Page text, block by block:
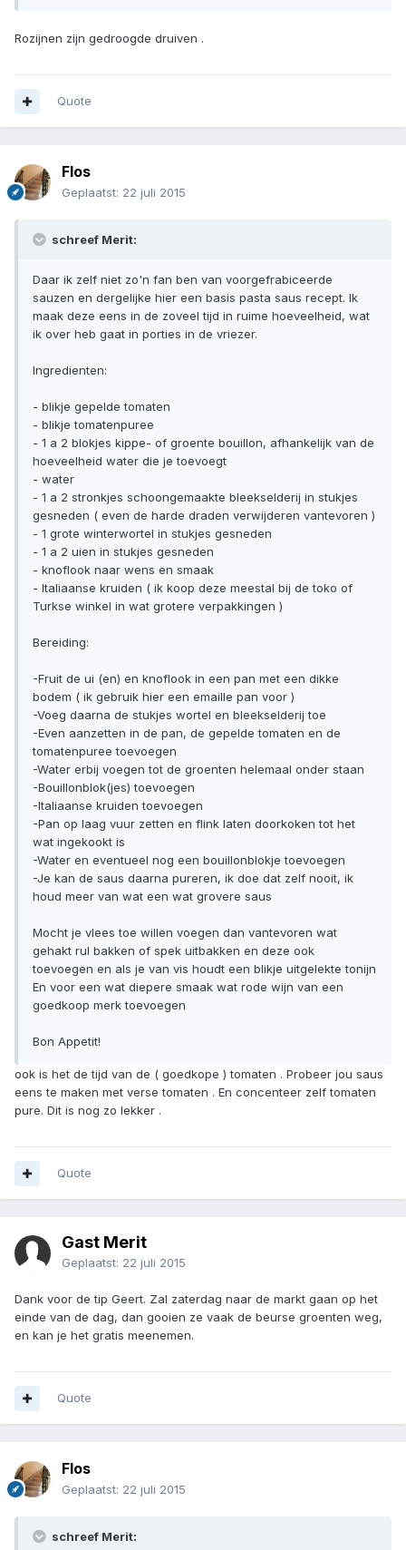
Rozijnen zijn gedroogde druiven .
Quote
Flos
Geplaatst: 22 juli 2015
schreef Merit:
Daar ik zelf niet zo'n fan ben van voorgefrabiceerde
sauzen en dergelijke hier een basis pasta saus recept. Ik
maak deze eens in de zoveel tijd in ruime hoeveelheid, wat
ik over heb gaat in porties in de vriezer.
Ingredienten:
- blikje gepelde tomaten
- blikje tomatenpuree
- 1 a 2 blokjes kippe- of groente bouillon, afhankelijk van de
hoeveelheid water die je toevoegt
- water
- 1 a 2 stronkjes schoongemaakte bleekselderij in stukjes
gesneden ( even de harde draden verwijderen vantevoren )
- 1 grote winterwortel in stukjes gesneden
- 1 a 2 uien in stukjes gesneden
- knoflook naar wens en smaak
- Italiaanse kruiden ( ik koop deze meestal bij de toko of
Turkse winkel in wat grotere verpakkingen )
Bereiding:
-Fruit de ui (en) en knoflook in een pan met een dikke
bodem ( ik gebruik hier een emaille pan voor )
-Voeg daarna de stukjes wortel en bleekselderij toe
-Even aanzetten in de pan, de gepelde tomaten en de
tomatenpuree toevoegen
-Water erbij voegen tot de groenten helemaal onder staan
-Bouillonblok(jes) toevoegen
-Italiaanse kruiden toevoegen
-Pan op laag vuur zetten en flink laten doorkoken tot het
wat ingekookt is
-Water en eventueel nog een bouillonblokje toevoegen
-Je kan de saus daarna pureren, ik doe dat zelf nooit, ik
houd meer van wat een wat grovere saus
Mocht je vlees toe willen voegen dan vantevoren wat
gehakt rul bakken of spek uitbakken en deze ook
toevoegen en als je van vis houdt een blikje uitgelekte tonijn
En voor een wat diepere smaak wat rode wijn van een
goedkoop merk toevoegen
Bon Appetit!
ook is het de tijd van de ( goedkope ) tomaten . Probeer jou saus
eens te maken met verse tomaten . En concenteer zelf tomaten
pure. Dit is nog zo lekker .
Quote
Gast Merit
Geplaatst: 22 juli 2015
Dank voor de tip Geert. Zal zaterdag naar de markt gaan op het
einde van de dag, dan gooien ze vaak de beurse groenten weg,
en kan je het gratis meenemen.
Quote
Flos
Geplaatst: 22 juli 2015
schreef Merit: